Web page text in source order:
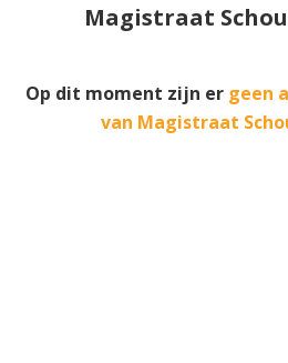
Magistraat
Op dit moment zijn er geen
van Magistraat